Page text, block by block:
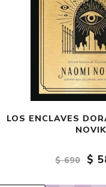
LOS ENCLAVES
NOVIK
$ 690 $